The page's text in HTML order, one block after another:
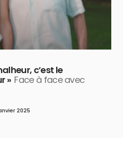
c’est le
» Face à face avec
2025